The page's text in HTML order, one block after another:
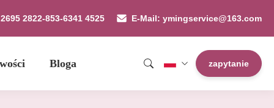
2822-853-6341 4525 E-Mail: ymingservice@163.com
Bloga zapytanie